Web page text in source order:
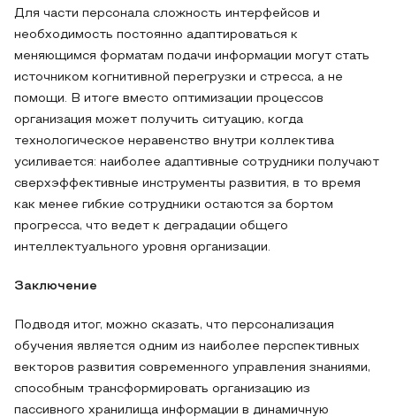
Для части персонала сложность интерфейсов и
необходимость постоянно адаптироваться к
меняющимся форматам подачи информации могут стать
источником когнитивной перегрузки и стресса, а не
помощи. В итоге вместо оптимизации процессов
организация может получить ситуацию, когда
технологическое неравенство внутри коллектива
усиливается: наиболее адаптивные сотрудники получают
сверхэффективные инструменты развития, в то время
как менее гибкие сотрудники остаются за бортом
прогресса, что ведет к деградации общего
интеллектуального уровня организации.
Заключение
Подводя итог, можно сказать, что персонализация
обучения является одним из наиболее перспективных
векторов развития современного управления знаниями,
способным трансформировать организацию из
пассивного хранилища информации в динамичную